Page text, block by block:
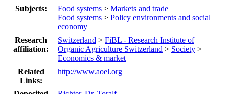
Subjects:
Food systems > Markets and trade
Food systems > Policy environments and social
economy
Research
affiliation:
Switzerland > FiBL - Research Institute of
Organic Agriculture Switzerland > Society >
Economics & market
Related
Links:
http://www.aoel.org